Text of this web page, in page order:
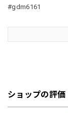
#gdm6161
ショップの評価